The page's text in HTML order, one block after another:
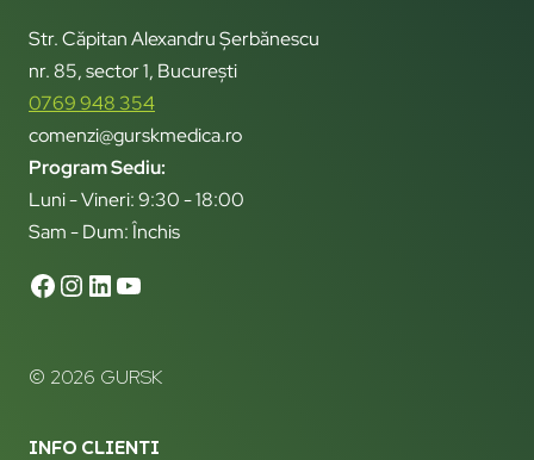
Str. Căpitan Alexandru Șerbănescu
nr. 85, sector 1, București
0769 948 354
comenzi@gurskmedica.ro
Program Sediu:
Luni - Vineri: 9:30 - 18:00
Sam - Dum: Închis
© 2026 GURSK
INFO CLIENTI